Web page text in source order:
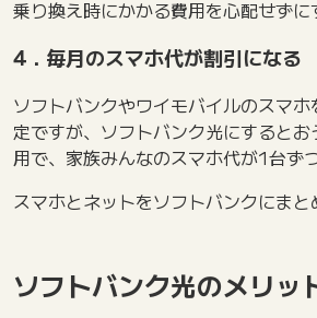
乗り換え時にかかる費用を心配せずに
4．毎月のスマホ代が割引になる
ソフトバンクやワイモバイルのスマ
定ですが、ソフトバンク光にすると
用で、家族みんなのスマホ代が1台ず
スマホとネットをソフトバンクにまと
ソフトバンク光のメリッ